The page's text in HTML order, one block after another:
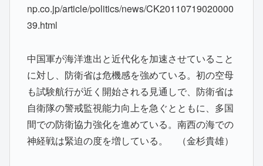
np.co.jp/article/politics/news/CK20110719020000
39.html
中国軍が海洋進出と近代化を加速させていること
に対し、防衛省は危機感を強めている。初の空母
も試験航行が近く開始される見通しで、防衛省は
自衛隊の警戒監視能力向上を急ぐとともに、多国
間での防衛協力強化を進めている。南西の海での
神経戦は緊迫の度を増している。 （金杉貴雄）